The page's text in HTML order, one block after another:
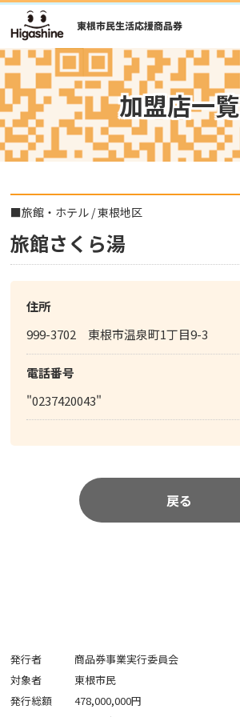
コ
ン
テ
ン
ツ
へ
ス
キ
ッ
加盟店一覧
■旅館・ホテル /東根地区
旅館さくら湯
住所
999-3702 東根市温泉町1丁目9-3
電話番号
"0237420043"
戻る
発行者
商品券事業実行委員会
対象者
東根市民
発行総額
478,000,000円